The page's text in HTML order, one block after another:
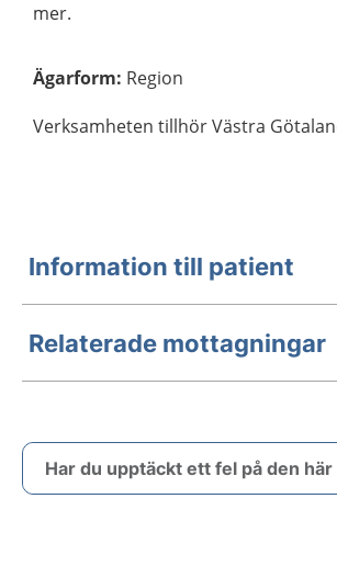
mer.
Ägarform: Region
Verksamheten tillhör Västra
Information till patient
Relaterade mottagningar
Har du upptäckt ett fel på den här